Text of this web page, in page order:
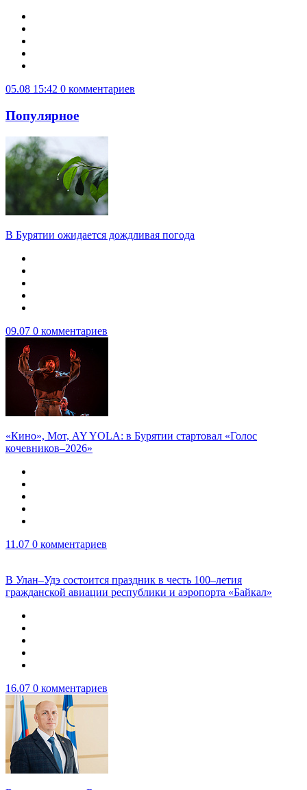
05.08 15:42 0 комментариев
Популярное
В Бурятии ожидается дождливая погода
09.07 0 комментариев
«Кино», Мот, AY YOLA: в Бурятии стартовал «Голос
кочевников–2026»
11.07 0 комментариев
В Улан–Удэ состоится праздник в честь 100–летия
гражданской авиации республики и аэропорта «Байкал»
16.07 0 комментариев